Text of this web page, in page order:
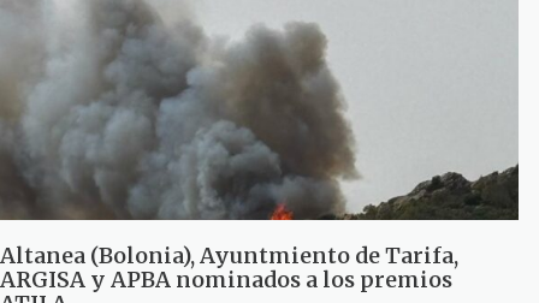
Altanea (Bolonia), Ayuntmiento de Tarifa,
ARGISA y APBA nominados a los premios